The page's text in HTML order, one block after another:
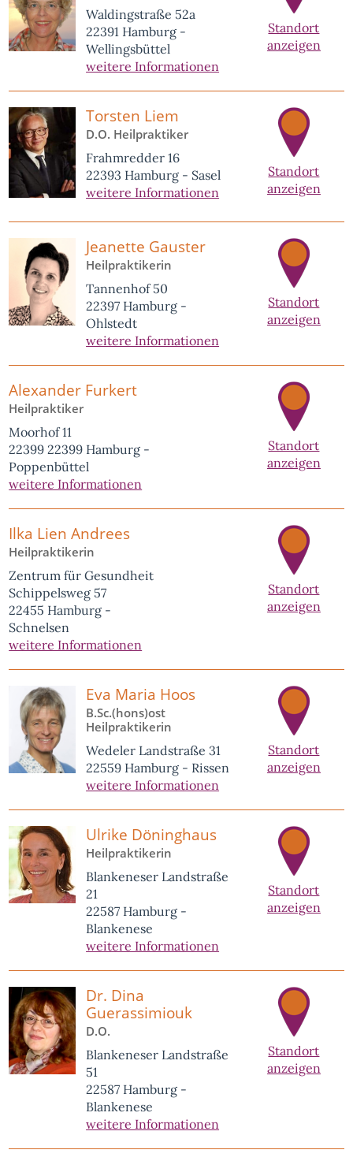
Waldingstraße 52a
22391 Hamburg -
Wellingsbüttel
weitere Informationen
Standort
anzeigen
Torsten Liem
D.O. Heilpraktiker
Frahmredder 16
22393 Hamburg - Sasel
weitere Informationen
Standort
anzeigen
Jeanette Gauster
Heilpraktikerin
Tannenhof 50
22397 Hamburg -
Ohlstedt
weitere Informationen
Standort
anzeigen
Alexander Furkert
Heilpraktiker
Moorhof 11
22399 22399 Hamburg -
Poppenbüttel
weitere Informationen
Standort
anzeigen
Ilka Lien Andrees
Heilpraktikerin
Zentrum für Gesundheit
Schippelsweg 57
22455 Hamburg -
Schnelsen
weitere Informationen
Standort
anzeigen
Eva Maria Hoos
B.Sc.(hons)ost
Heilpraktikerin
Wedeler Landstraße 31
22559 Hamburg - Rissen
weitere Informationen
Standort
anzeigen
Ulrike Döninghaus
Heilpraktikerin
Blankeneser Landstraße
21
22587 Hamburg -
Blankenese
weitere Informationen
Standort
anzeigen
Dr. Dina
Guerassimiouk
D.O.
Blankeneser Landstraße
51
22587 Hamburg -
Blankenese
weitere Informationen
Standort
anzeigen